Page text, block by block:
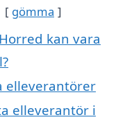
gömma
kan vara
elleverantörer
elleverantör i